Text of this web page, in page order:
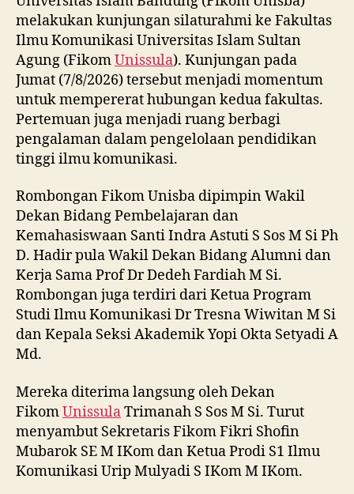
melakukan kunjungan silaturahmi ke Fakultas
Ilmu Komunikasi Universitas Islam Sultan
Agung (FikomUnissula). Kunjungan pada
Jumat (7/8/2026) tersebut menjadi momentum
untuk mempererat hubungan kedua fakultas.
Pertemuan juga menjadi ruang berbagi
pengalaman dalam pengelolaan pendidikan
tinggi ilmu komunikasi.
Rombongan Fikom Unisba dipimpin Wakil
Dekan Bidang Pembelajaran dan
Kemahasiswaan Santi Indra Astuti S Sos M Si Ph
D. Hadir pula Wakil Dekan Bidang Alumni dan
Kerja Sama Prof Dr Dedeh Fardiah M Si.
Rombongan juga terdiri dari Ketua Program
Studi Ilmu Komunikasi Dr Tresna Wiwitan M Si
dan Kepala Seksi Akademik Yopi Okta Setyadi A
Md.
Mereka diterima langsung oleh Dekan
FikomUnissulaTrimanah S Sos M Si. Turut
menyambut Sekretaris Fikom Fikri Shofin
Mubarok SE M IKom dan Ketua Prodi S1 Ilmu
Komunikasi Urip Mulyadi S IKom M IKom.